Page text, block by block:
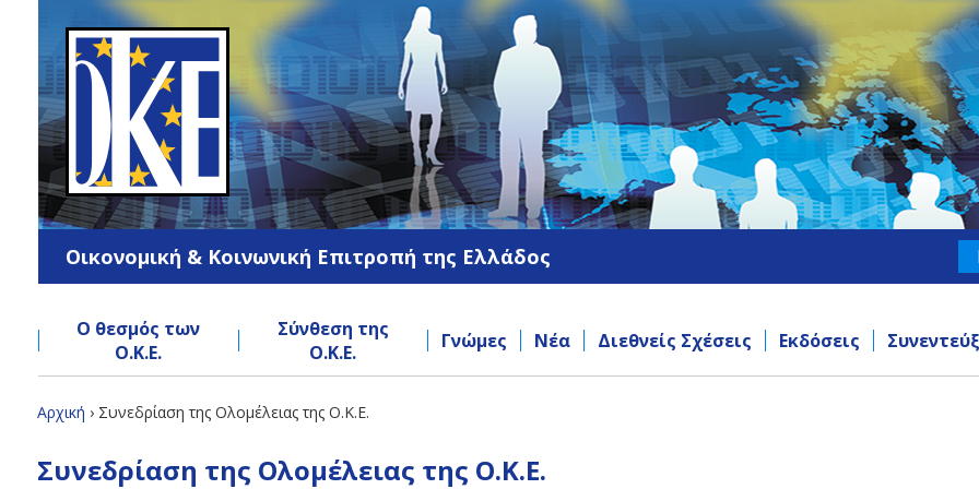
navigation
Οικονομική & Κοινωνική Επιτροπή της Ελλάδος
Ο θεσμός των
Ο.Κ.Ε.
Σύνθεση της
Ο.Κ.Ε.
Γνώμες Νέα Διεθνείς Σχέσεις Εκδόσεις
Αρχική › Συνεδρίαση της Ολομέλειας της Ο.Κ.Ε.
to
Συνεδρίαση της Ολομέλειας της Ο.Κ.Ε.
to